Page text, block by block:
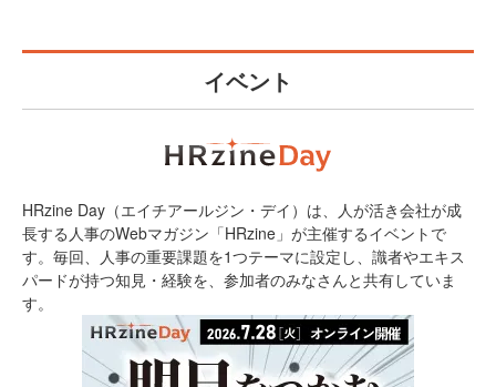
イベント
HRzine Day（エイチアールジン・デイ）は、人が活き会社が成
長する人事のWebマガジン「HRzine」が主催するイベントで
す。毎回、人事の重要課題を1つテーマに設定し、識者やエキス
パードが持つ知見・経験を、参加者のみなさんと共有していま
す。